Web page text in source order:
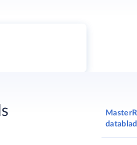
datablad